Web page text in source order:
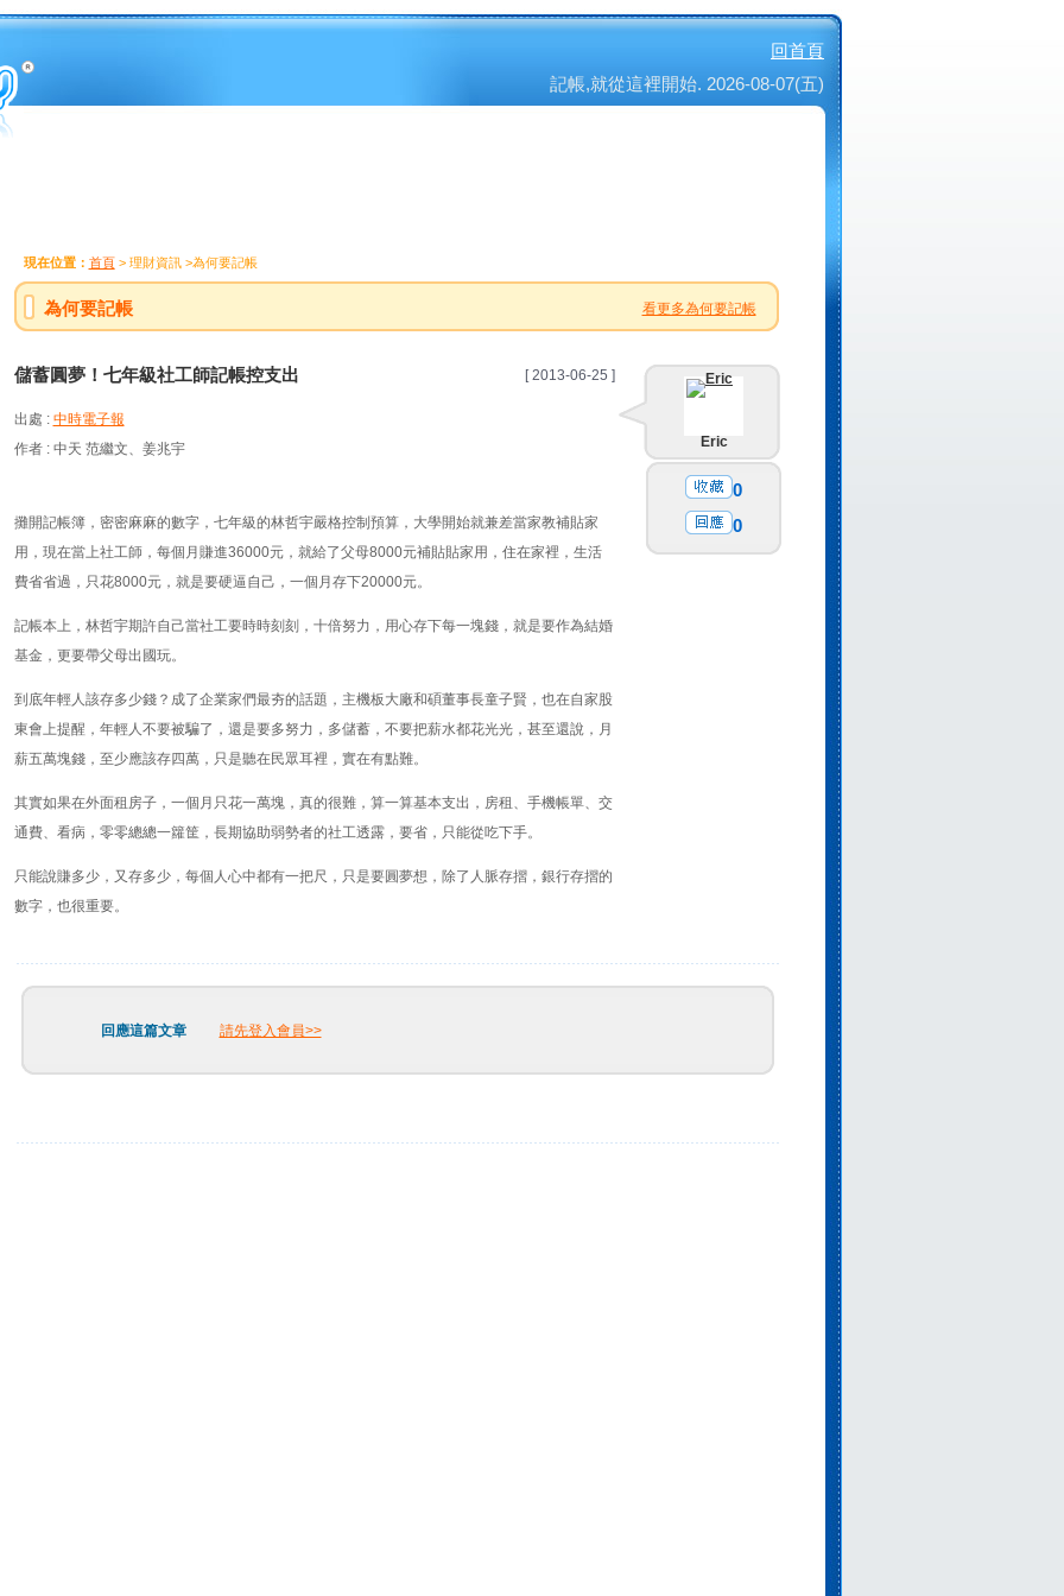
回首頁
記帳,就從這裡開始. 2026-08-07(五)
現在位置： 首頁> 理財資訊 >為何要記帳
為何要記帳 看更多為何要記帳
儲蓄圓夢！七年級社工師記帳控支出 [ 2013-06-25 ]
出處 : 中時電子報
作者 : 中天 范繼文、姜兆宇
攤開記帳簿，密密麻麻的數字，七年級的林哲宇嚴格控制預算，大學開始就兼差當家教補貼家
用，現在當上社工師，每個月賺進36000元，就給了父母8000元補貼貼家用，住在家裡，生活
費省省過，只花8000元，就是要硬逼自己，一個月存下20000元。
記帳本上，林哲宇期許自己當社工要時時刻刻，十倍努力，用心存下每一塊錢，就是要作為結婚
基金，更要帶父母出國玩。
到底年輕人該存多少錢？成了企業家們最夯的話題，主機板大廠和碩董事長童子賢，也在自家股
東會上提醒，年輕人不要被騙了，還是要多努力，多儲蓄，不要把薪水都花光光，甚至還說，月
薪五萬塊錢，至少應該存四萬，只是聽在民眾耳裡，實在有點難。
其實如果在外面租房子，一個月只花一萬塊，真的很難，算一算基本支出，房租、手機帳單、交
通費、看病，零零總總一籮筐，長期協助弱勢者的社工透露，要省，只能從吃下手。
只能說賺多少，又存多少，每個人心中都有一把尺，只是要圓夢想，除了人脈存摺，銀行存摺的
數字，也很重要。
Eric
0
0
回應這篇文章 請先登入會員>>